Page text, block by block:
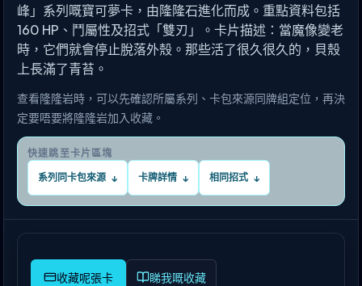
峰」系列嘅寶可夢卡，由隆隆石進化而成。重點資料包括
160 HP、鬥屬性及招式「雙刃」。卡片描述：當魔像變老
時，它們就會停止脫落外殼。那些活了很久很久的，貝殼
上長滿了青苔。
查看隆隆岩時，可以先確認所屬系列、卡包來源同牌組定位，再決
定要唔要將隆隆岩加入收藏。
快速跳至卡片區塊
系列同卡包來源 ↓ 卡牌詳情 ↓ 相同招式 ↓
睇我嘅收藏